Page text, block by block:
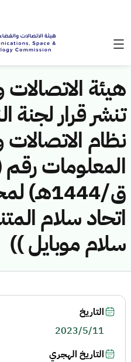
هيئة الاتصالات
تنشر قرار لجنة
نظام الاتصالات
ق/
اتحاد سلام
سلام موبايل ))
التاريخ
2023/5/11
التاريخ الهجري